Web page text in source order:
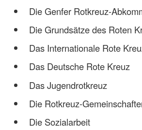
Die Genfer Rotkreuz-
Die Grundsätze des Roten
Das Internationale Rote
Das Deutsche Rote Kreuz
Das Jugendrotkreuz
Die Rotkreuz-
Die Sozialarbeit